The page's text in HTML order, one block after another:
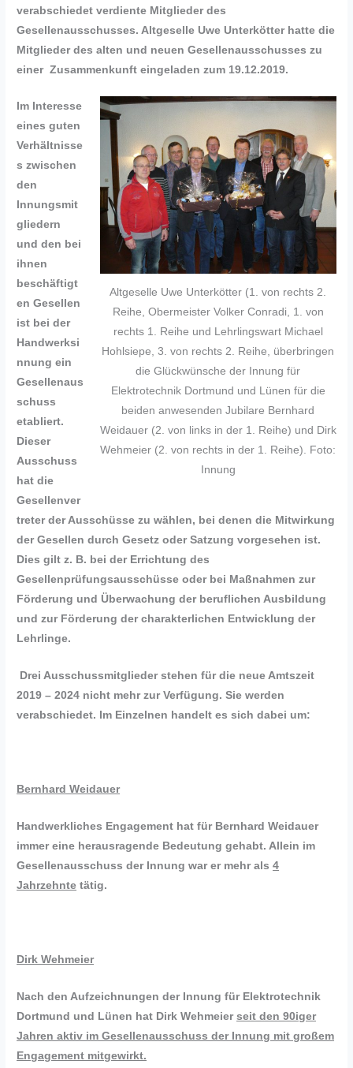
verabschiedet verdiente Mitglieder des
Gesellenausschusses. Altgeselle Uwe Unterkötter hatte die
Mitglieder des alten und neuen Gesellenausschusses zu
einer Zusammenkunfteingeladen zum 19.12.2019.
Altgeselle Uwe Unterkötter (1. von rechts 2.
Reihe, Obermeister Volker Conradi, 1. von
rechts 1. Reihe und Lehrlingswart Michael
Hohlsiepe, 3. von rechts 2. Reihe, überbringen
die Glückwünsche der Innung für
Elektrotechnik Dortmund und Lünen für die
beiden anwesenden Jubilare Bernhard
Weidauer (2. von links in der 1. Reihe) und Dirk
Wehmeier (2. von rechts in der 1. Reihe). Foto:
Innung
Im Interesse
eines guten
Verhältnisse
s zwischen
den
Innungsmit
gliedern
und den bei
ihnen
beschäftigt
en Gesellen
ist bei der
Handwerksi
nnung ein
Gesellenaus
schuss
etabliert.
Dieser
Ausschuss
hat die
Gesellenver
treter der Ausschüsse zu wählen, bei denen die Mitwirkung
der Gesellen durch Gesetz oder Satzung vorgesehen ist.
Dies gilt z. B. bei der Errichtung des
Gesellenprüfungsausschüsse oder bei Maßnahmen zur
Förderung und Überwachung der beruflichen Ausbildung
und zur Förderung der charakterlichen Entwicklung der
Lehrlinge.
Drei Ausschussmitglieder stehen für die neue Amtszeit
2019 – 2024 nicht mehr zur Verfügung. Sie werden
verabschiedet. Im Einzelnen handelt es sich dabei um:
Bernhard Weidauer
Handwerkliches Engagement hat für Bernhard Weidauer
immer eine herausragende Bedeutung gehabt. Allein im
Gesellenausschuss der Innung war er mehr als4
Jahrzehnte tätig.
Dirk Wehmeier
Nach den Aufzeichnungen der Innung für Elektrotechnik
Dortmund und Lünen hat Dirk Wehmeierseit den 90iger
Jahren aktiv im Gesellenausschuss der Innung mit großem
Engagement mitgewirkt.